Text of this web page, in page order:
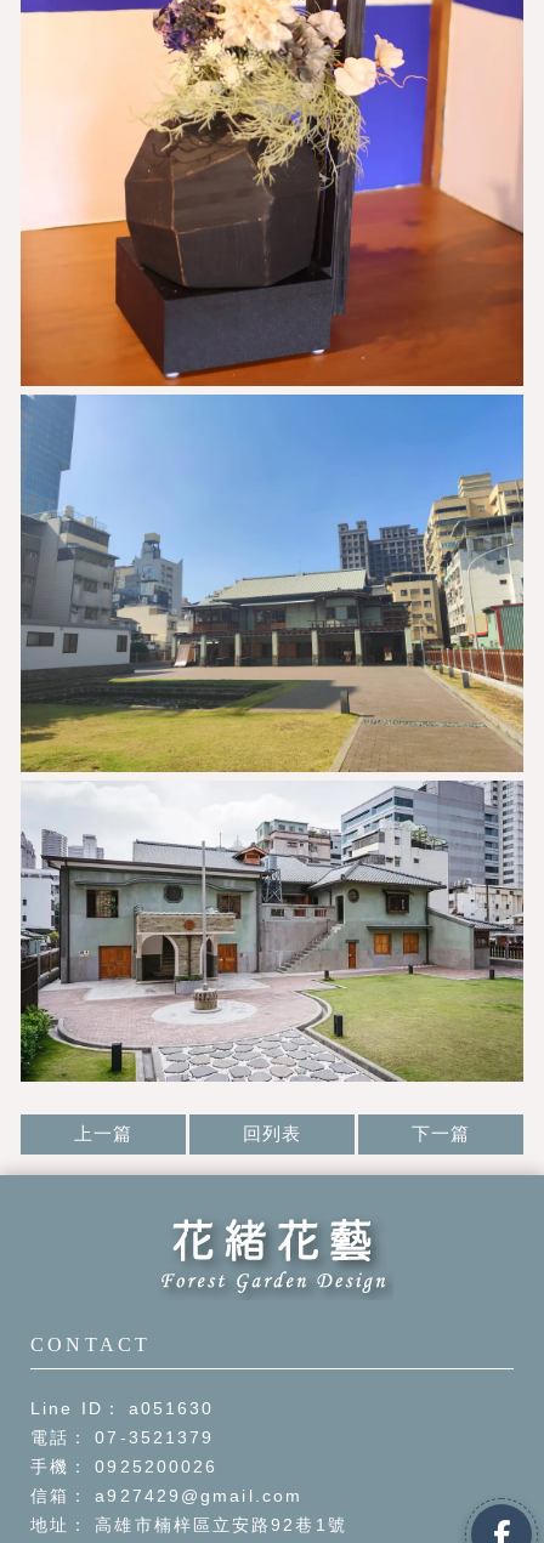
上一篇 回列表 下一篇
a051630
07-3521379
0925200026
a927429@gmail.com
高雄市楠梓區立安路92巷1號